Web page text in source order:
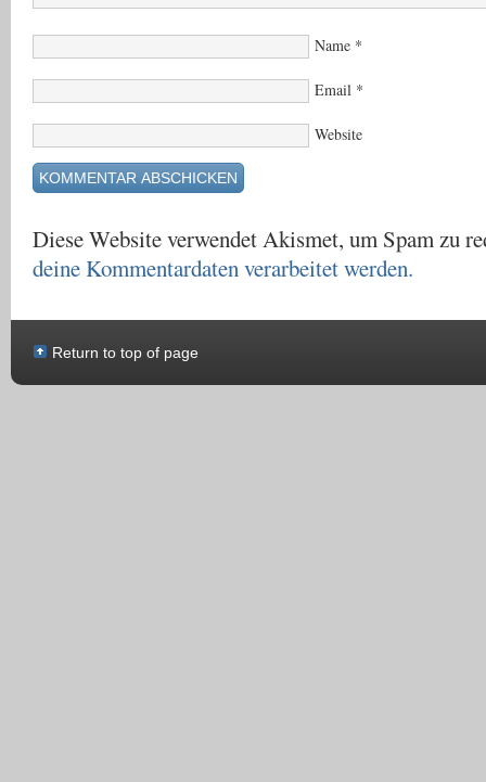
Name *
Email *
Website
Diese Website verwendet Akismet, um Spam zu
deine Kommentardaten verarbeitet werden.
Return to top of page